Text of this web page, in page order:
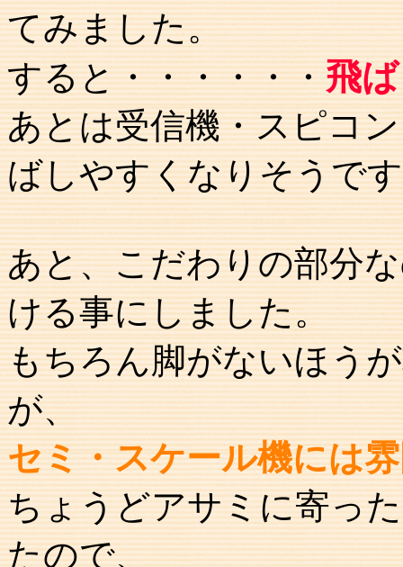
てみました。
すると・・・・・・飛
あとは受信機・スピコ
ばしやすくなりそうで
あと、こだわりの部分
ける事にしました。
もちろん脚がないほう
が、
セミ・スケール機には
ちょうどアサミに寄っ
たので、